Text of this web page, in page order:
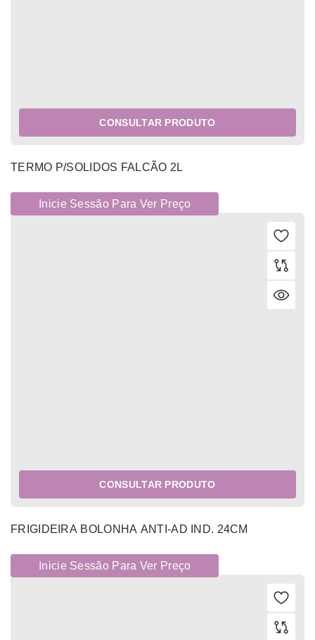
CONSULTAR PRODUTO
TERMO P/SOLIDOS FALCÃO 2L
Inicie Sessão Para Ver Preço
CONSULTAR PRODUTO
FRIGIDEIRA BOLONHA ANTI-AD IND. 24CM
Inicie Sessão Para Ver Preço